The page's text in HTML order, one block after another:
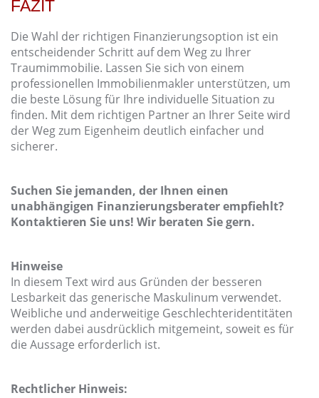
FAZIT
Die Wahl der richtigen Finanzierungsoption ist ein
entscheidender Schritt auf dem Weg zu Ihrer
Traumimmobilie. Lassen Sie sich von einem
professionellen Immobilienmakler unterstützen, um
die beste Lösung für Ihre individuelle Situation zu
finden. Mit dem richtigen Partner an Ihrer Seite wird
der Weg zum Eigenheim deutlich einfacher und
sicherer.
Suchen Sie jemanden, der Ihnen einen
unabhängigen Finanzierungsberater empfiehlt?
Kontaktieren Sie uns! Wir beraten Sie gern.
Hinweise
In diesem Text wird aus Gründen der besseren
Lesbarkeit das generische Maskulinum verwendet.
Weibliche und anderweitige Geschlechteridentitäten
werden dabei ausdrücklich mitgemeint, soweit es für
die Aussage erforderlich ist.
Rechtlicher Hinweis: